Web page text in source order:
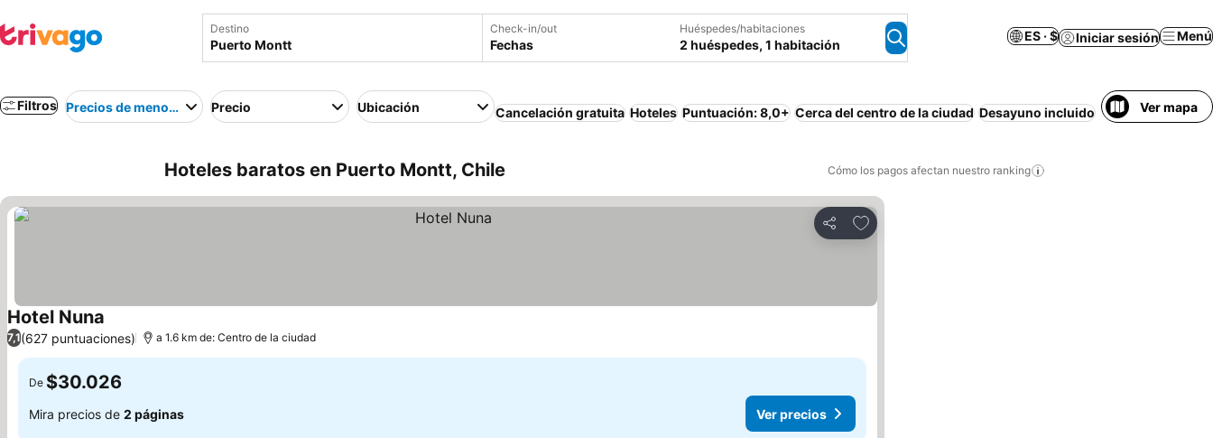
Destino Check-in/out
Fechas
Huéspedes/habitaciones
2 huéspedes, 1 habitación
ES · $ Iniciar sesión Menú
Filtros Precios de menor a mayorPrecio Ubicación Cancelación gratuita Hoteles Puntuación: 8,0+ Cerca del centro de la ciudad Desayuno incluido Estacionamiento
Ver mapa
Hoteles baratos en Puerto Montt, Chile Cómo los pagos afectan nuestro ranking
Compartir
Agregar a favoritos
Hotel Nuna Ver precios
7,1(627 puntuaciones) a 1.6 km de: Centro de la ciudad
De $30.026
Mira precios de 2 páginas Ver precios